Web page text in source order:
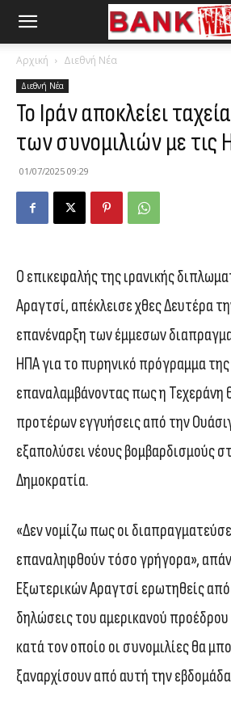
Αρχική Διεθνή Νέα
Διεθνή Νέα
Το Ιράν αποκλείει
των συνομιλιών με τις
01/07/2025 09:29
Ο επικεφαλής της ιρανικής
Αραγτσί, απέκλεισε χθες Δευτέρα
επανέναρξη των έμμεσων
ΗΠΑ για το πυρηνικό πρόγραμμα
επαναλαμβάνοντας πως η Τεχεράνη
προτέρων εγγυήσεις από την
εξαπολύσει νέους βομβαρδισμούς
Δημοκρατία.
«Δεν νομίζω πως οι
επαναληφθούν τόσο γρήγορα»,
Εξωτερικών Αραγτσί ερωτηθείς από
δηλώσεις του αμερικανού
κατά τον οποίο οι συνομιλίες θα
ξαναρχίσουν από αυτή την